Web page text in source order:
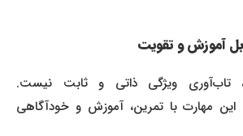
آموزش و تقویت
تاب‌آوری ویژگی ذاتی و ثابت نیست.
مهارت با تمرین، آموزش و خودآگاهی